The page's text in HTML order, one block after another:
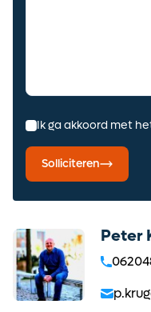
Ik ga akkoord met
Solliciteren
Peter